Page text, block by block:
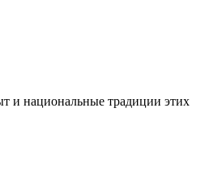
и национальные традиции этих